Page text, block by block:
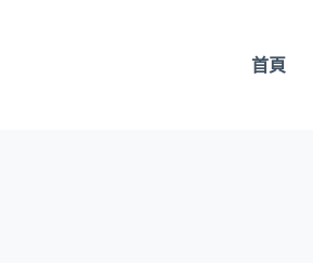
首頁